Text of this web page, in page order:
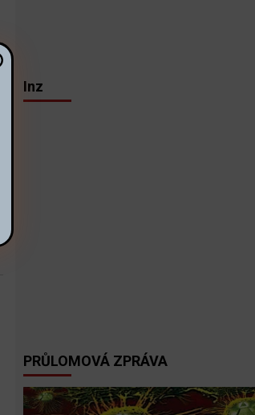
Inz
PRŮLOMOVÁ ZPRÁVA